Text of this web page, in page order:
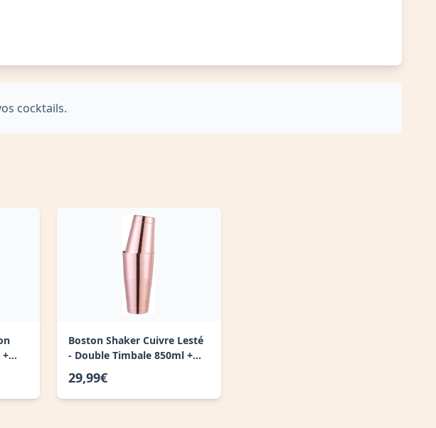
cocktails.
Boston Shaker Cuivre Lesté
- Double Timbale 850ml +
530ml
29,99€